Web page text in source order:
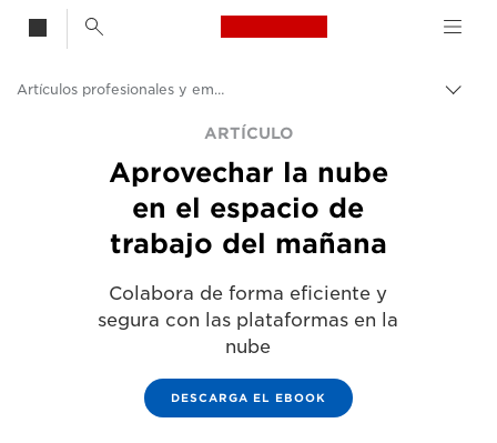
Canon Logo, back
Soluciones y servicios
Artículos profesionales y empresariales
ARTÍCULO
Aprovechar la nube
en el espacio de
trabajo del mañana
Colabora de forma eficiente y
segura con las plataformas en la
nube
DESCARGA EL EBOOK